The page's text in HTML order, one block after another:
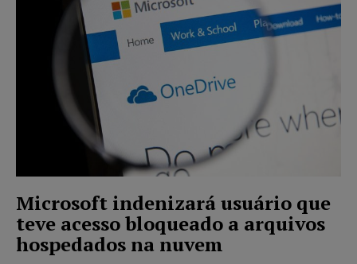
Microsoft indenizará usuário que
teve acesso bloqueado a arquivos
hospedados na nuvem